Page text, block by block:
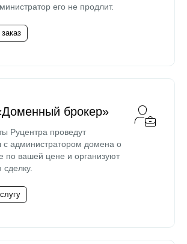
его не продлит.
брокер»
Руцентра проведут
с администратором домена о
по вашей цене и организуют